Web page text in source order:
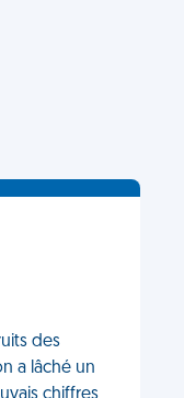
des
a lâché un